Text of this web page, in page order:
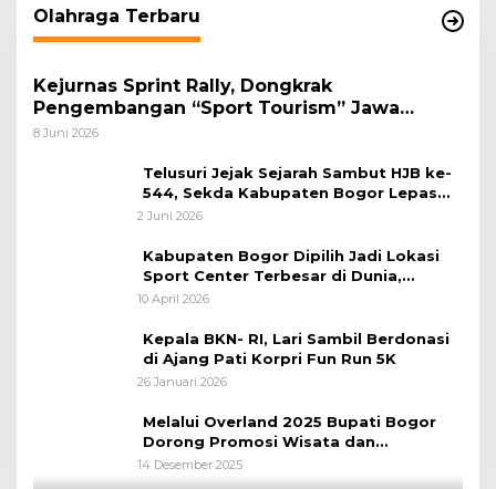
Olahraga Terbaru
Kejurnas Sprint Rally, Dongkrak
Pengembangan “Sport Tourism” Jawa
Tengah
8 Juni 2026
Telusuri Jejak Sejarah Sambut HJB ke-
544, Sekda Kabupaten Bogor Lepas
Gowes Napak Tilas Bogor
2 Juni 2026
Kabupaten Bogor Dipilih Jadi Lokasi
Sport Center Terbesar di Dunia,
Peluang Tingkatkan Pertumbuhan
10 April 2026
Kepala BKN- RI, Lari Sambil Berdonasi
di Ajang Pati Korpri Fun Run 5K
26 Januari 2026
Melalui Overland 2025 Bupati Bogor
Dorong Promosi Wisata dan
Pelestarian Alam
14 Desember 2025